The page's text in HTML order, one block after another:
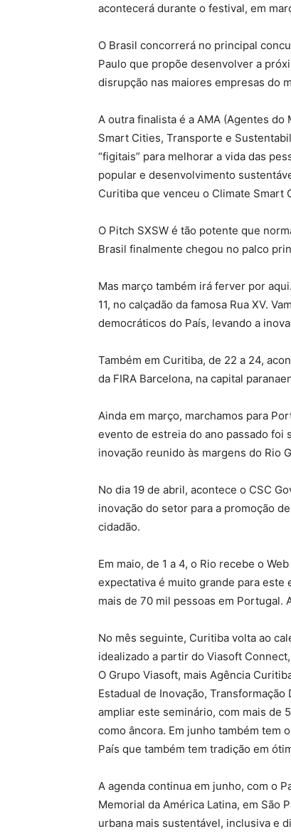
acontecerá durante o festival, em
O Brasil concorrerá no principal
Paulo que propõe desenvolver a
disrupção nas maiores empresas do
A outra finalista é a AMA (Agentes
Smart Cities, Transporte e
“figitais” para melhorar a vida das
popular e desenvolvimento
Curitiba que venceu o Climate Smart
O Pitch SXSW é tão potente que
Brasil finalmente chegou no palco
Mas março também irá ferver por
11, no calçadão da famosa Rua XV.
democráticos do País, levando a
Também em Curitiba, de 22 a 24,
da FIRA Barcelona, na capital
Ainda em março, marchamos para
evento de estreia do ano passado foi
inovação reunido às margens do Rio
No dia 19 de abril, acontece o CSC
inovação do setor para a promoção
cidadão.
Em maio, de 1 a 4, o Rio recebe o
expectativa é muito grande para este
mais de 70 mil pessoas em Portugal.
No mês seguinte, Curitiba volta ao
idealizado a partir do Viasoft
O Grupo Viasoft, mais Agência
Estadual de Inovação,
ampliar este seminário, com mais de
como âncora. Em junho também tem
País que também tem tradição em
A agenda continua em junho, com o
Memorial da América Latina, em São
urbana mais sustentável, inclusiva e